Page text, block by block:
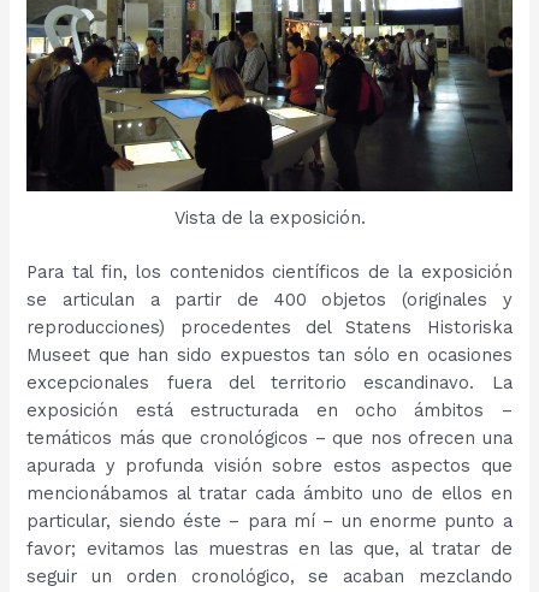
Vista de la exposición.
Para tal fin, los contenidos científicos de la exposición
se articulan a partir de 400 objetos (originales y
reproducciones) procedentes del Statens Historiska
Museet que han sido expuestos tan sólo en ocasiones
excepcionales fuera del territorio escandinavo. La
exposición está estructurada en ocho ámbitos –
temáticos más que cronológicos – que nos ofrecen una
apurada y profunda visión sobre estos aspectos que
mencionábamos al tratar cada ámbito uno de ellos en
particular, siendo éste – para mí – un enorme punto a
favor; evitamos las muestras en las que, al tratar de
seguir un orden cronológico, se acaban mezclando